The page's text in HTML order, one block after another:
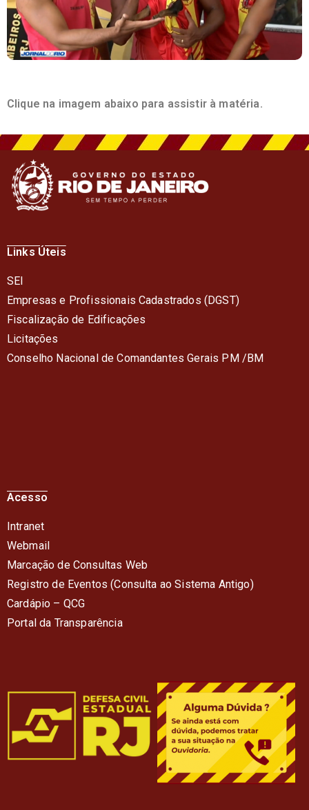
Clique na imagem abaixo para assistir à matéria.
Links Úteis
SEI
Empresas e Profissionais Cadastrados (DGST)
Fiscalização de Edificações
Licitações
Conselho Nacional de Comandantes Gerais PM /BM
Acesso
Intranet
Webmail
Marcação de Consultas Web
Registro de Eventos (Consulta ao Sistema Antigo)
Cardápio – QCG
Portal da Transparência